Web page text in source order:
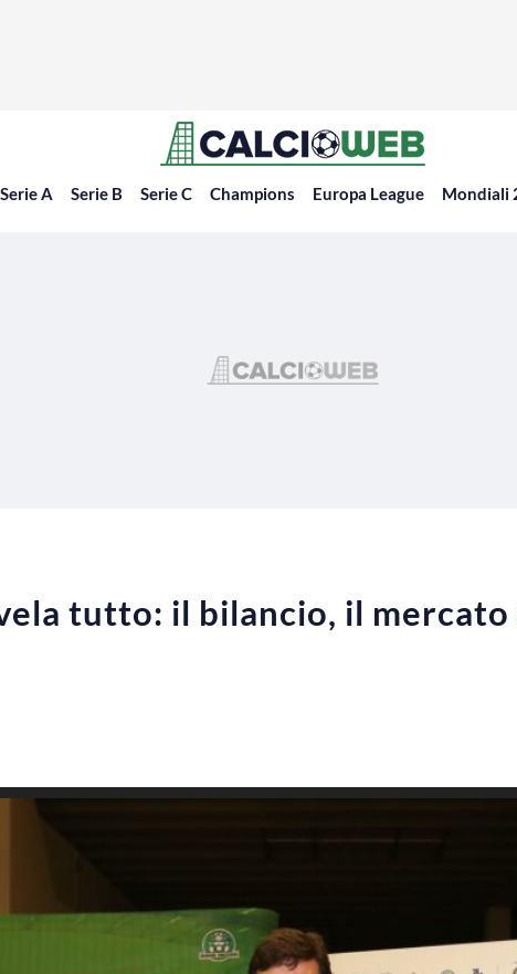
Serie A Serie B Serie C Champions Europa League Mondiali
tutto: il bilancio, il